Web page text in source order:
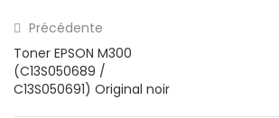
Précédente
Toner EPSON M300
(C13S050689 /
C13S050691) Original noir